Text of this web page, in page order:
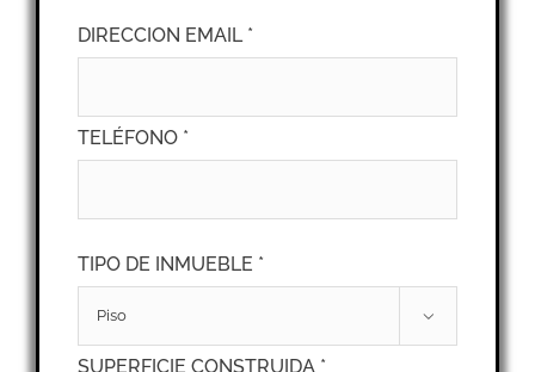
DIRECCION EMAIL *
TELÉFONO *
TIPO DE INMUEBLE *

SUPERFICIE CONSTRUIDA *